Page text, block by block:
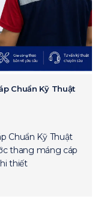
Chuẩn Kỹ Thuật
Chuẩn Kỹ Thuật
thang máng cáp
thiết